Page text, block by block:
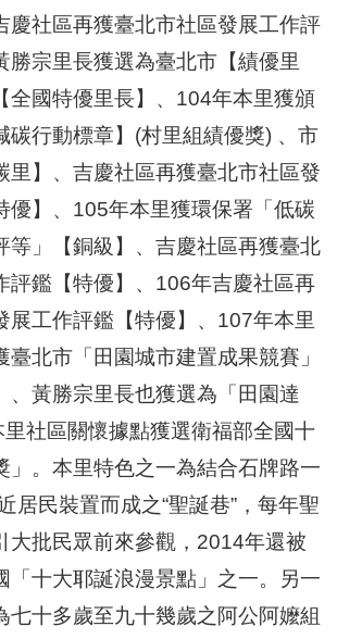
慶社區再獲臺北市社區發展工作評
勝宗里長獲選為臺北市【績優里
全國特優里長】、104年本里獲頒
碳行動標章】(村里組績優獎) 、市
里】、吉慶社區再獲臺北市社區發
優】、105年本里獲環保署「低碳
等」【銅級】、吉慶社區再獲臺北
評鑑【特優】、106年吉慶社區再
展工作評鑑【特優】、107年本里
臺北市「田園城市建置成果競賽」
、黃勝宗里長也獲選為「田園達
里社區關懷據點獲選衛福部全國十
」。本里特色之一為結合石牌路一
居民裝置而成之“聖誕巷”，每年聖
大批民眾前來參觀，2014年還被
「十大耶誕浪漫景點」之一。另一
七十多歲至九十幾歲之阿公阿嬤組